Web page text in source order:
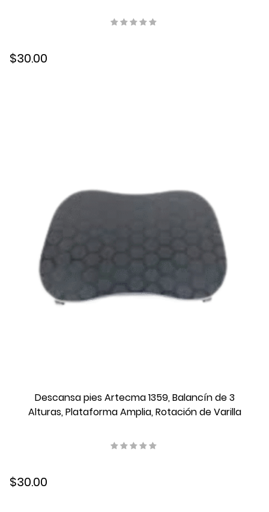
$30.00
Descansa pies Artecma 1359, Balancín de 3
Alturas, Plataforma Amplia, Rotación de Varilla
$30.00